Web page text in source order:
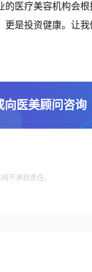
医疗美容机构会
是投资健康。让
向医美顾问咨询
不承担责任。